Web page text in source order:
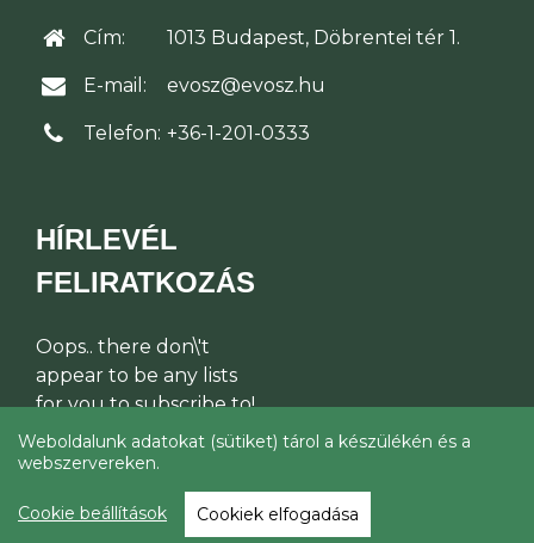
Cím: 1013 Budapest, Döbrentei tér 1.
E-mail: evosz@evosz.hu
Telefon: +36-1-201-0333
HÍRLEVÉL
FELIRATKOZÁS
Oops.. there don\'t
appear to be any lists
for you to subscribe to!
© Építési Vállalkozók Országos
Szakszövetsége 2026
Weboldalunk adatokat (sütiket) tárol a készülékén és a
webszervereken.
Cookie beállítások Cookiek elfogadása